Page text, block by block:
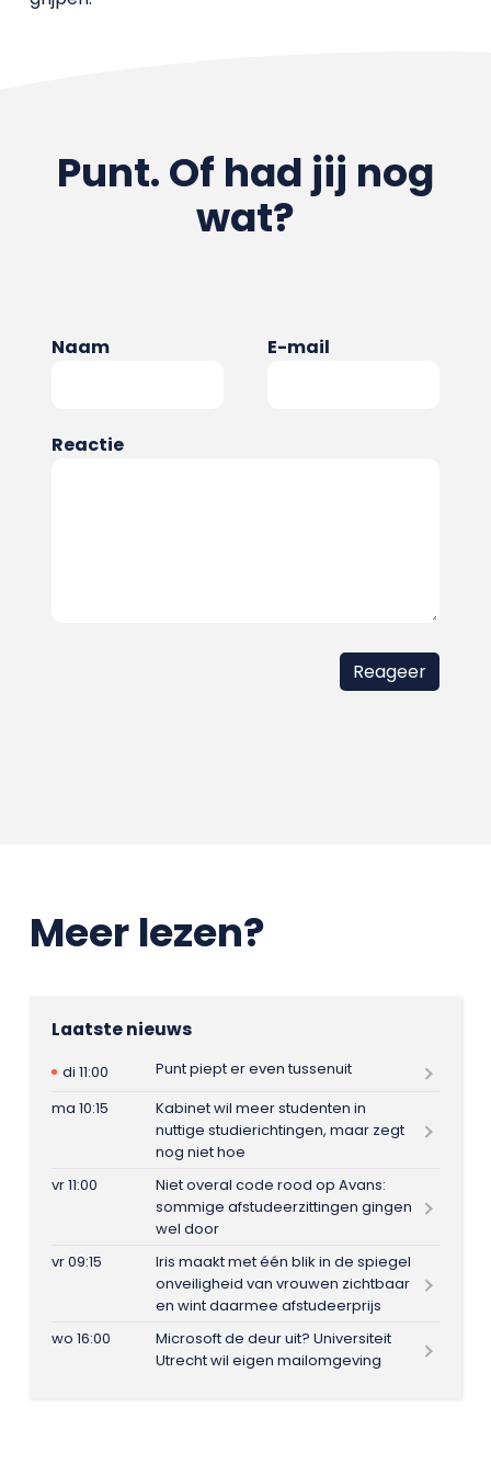
Punt. Of had jij nog
wat?
Naam E-mail
Reactie
Meer lezen?
Laatste nieuws
di 11:00
Punt piept er even tussenuit
ma 10:15
Kabinet wil meer studenten in
nuttige studierichtingen, maar zegt
nog niet hoe
vr 11:00
Niet overal code rood op Avans:
sommige afstudeerzittingen gingen
wel door
vr 09:15
Iris maakt met één blik in de spiegel
onveiligheid van vrouwen zichtbaar
en wint daarmee afstudeerprijs
wo 16:00
Microsoft de deur uit? Universiteit
Utrecht wil eigen mailomgeving